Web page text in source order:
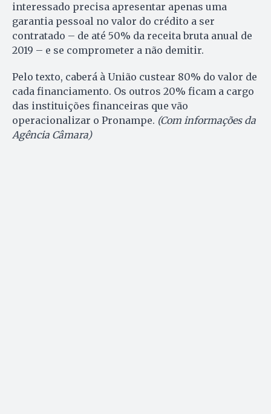
interessado precisa apresentar apenas uma
garantia pessoal no valor do crédito a ser
contratado – de até 50% da receita bruta anual de
2019 – e se comprometer a não demitir.
Pelo texto, caberá à União custear 80% do valor de
cada financiamento. Os outros 20% ficam a cargo
das instituições financeiras que vão
operacionalizar o Pronampe. (Com informações da
Agência Câmara)